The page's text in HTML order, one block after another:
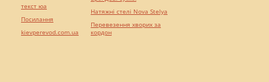
текст юа
Посилання
kievperevod.com.ua
Натяжні стелі Nova Stelya
Перевезення хворих за
кордон